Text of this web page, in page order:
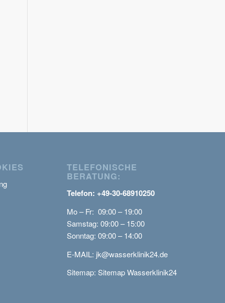
TELEFONISCHE
BERATUNG:
Telefon: +49-30-68910250
Mo – Fr: 09:00 – 19:00
Samstag: 09:00 – 15:00
Sonntag: 09:00 – 14:00
E-MAIL: jk@wasserklinik24.de
Sitemap: Sitemap Wasserklinik24